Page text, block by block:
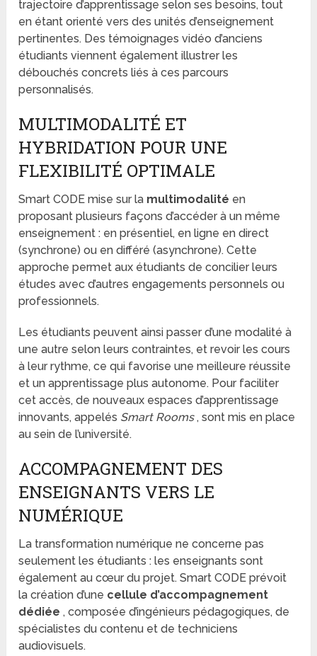
trajectoire d’apprentissage selon ses besoins, tout
en étant orienté vers des unités d’enseignement
pertinentes. Des témoignages vidéo d’anciens
étudiants viennent également illustrer les
débouchés concrets liés à ces parcours
personnalisés.
MULTIMODALITÉ ET
HYBRIDATION POUR UNE
FLEXIBILITÉ OPTIMALE
Smart CODE mise sur la multimodalité en
proposant plusieurs façons d’accéder à un même
enseignement : en présentiel, en ligne en direct
(synchrone) ou en différé (asynchrone). Cette
approche permet aux étudiants de concilier leurs
études avec d’autres engagements personnels ou
professionnels.
Les étudiants peuvent ainsi passer d’une modalité à
une autre selon leurs contraintes, et revoir les cours
à leur rythme, ce qui favorise une meilleure réussite
et un apprentissage plus autonome. Pour faciliter
cet accès, de nouveaux espaces d’apprentissage
innovants, appelés Smart Rooms, sont mis en place
au sein de l’université.
ACCOMPAGNEMENT DES
ENSEIGNANTS VERS LE
NUMÉRIQUE
La transformation numérique ne concerne pas
seulement les étudiants : les enseignants sont
également au cœur du projet. Smart CODE prévoit
la création d’une cellule d’accompagnement
dédiée , composée d’ingénieurs pédagogiques, de
spécialistes du contenu et de techniciens
audiovisuels.